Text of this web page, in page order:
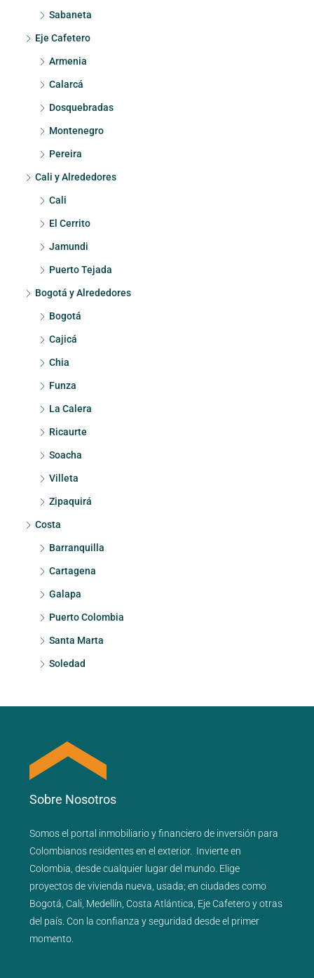
Sabaneta
Eje Cafetero
Armenia
Calarcá
Dosquebradas
Montenegro
Pereira
Cali y Alrededores
Cali
El Cerrito
Jamundi
Puerto Tejada
Bogotá y Alrededores
Bogotá
Cajicá
Chia
Funza
La Calera
Ricaurte
Soacha
Villeta
Zipaquirá
Costa
Barranquilla
Cartagena
Galapa
Puerto Colombia
Santa Marta
Soledad
Sobre Nosotros
Somos el portal inmobiliarioyfinancierode inversión para
Colombianos residentes en el exterior. Invierte en
Colombia, desde cualquier lugar del mundo. Elige
proyectos devivienda nueva usada; en ciudades como
Bogotá Cali Medellín Costa Atlántica Eje Cafeteroyotras
del país . Con la confianza y seguridad desde el primer
momento.